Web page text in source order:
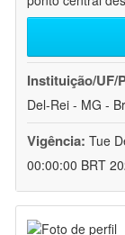
Instituição/UF/
Del-Rei - MG -
Vigência: Tue
00:00:00 BRT